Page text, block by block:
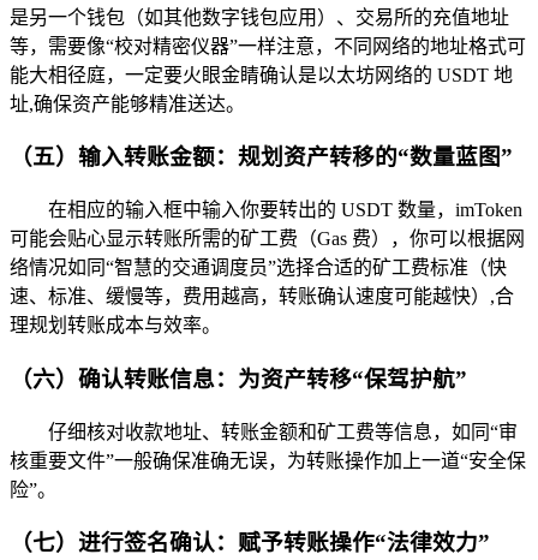
是另一个钱包（如其他数字钱包应用）、交易所的充值地址
等，需要像“校对精密仪器”一样注意，不同网络的地址格式可
能大相径庭，一定要火眼金睛确认是以太坊网络的 USDT 地
址,确保资产能够精准送达。
（五）输入转账金额：规划资产转移的“数量蓝图”
在相应的输入框中输入你要转出的 USDT 数量，imToken
可能会贴心显示转账所需的矿工费（Gas 费），你可以根据网
络情况如同“智慧的交通调度员”选择合适的矿工费标准（快
速、标准、缓慢等，费用越高，转账确认速度可能越快）,合
理规划转账成本与效率。
（六）确认转账信息：为资产转移“保驾护航”
仔细核对收款地址、转账金额和矿工费等信息，如同“审
核重要文件”一般确保准确无误，为转账操作加上一道“安全保
险”。
（七）进行签名确认：赋予转账操作“法律效力”